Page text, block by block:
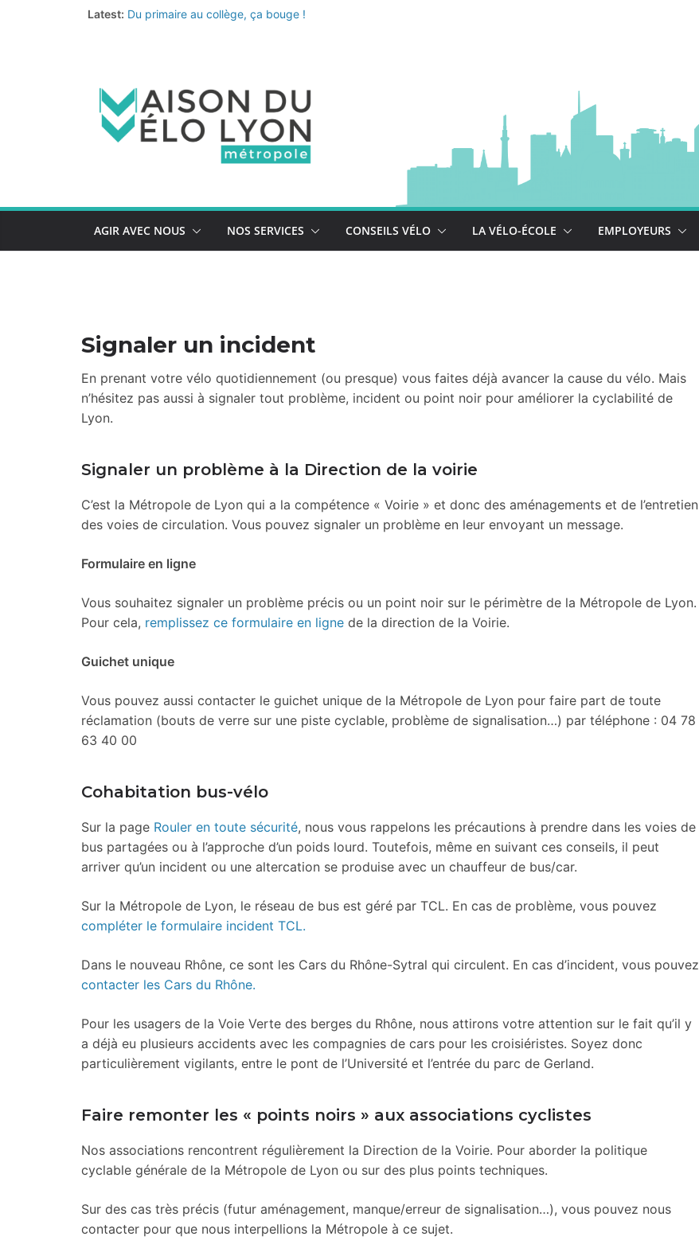
Latest: Du primaire au collège, ça bouge !
AGIR AVEC NOUS NOS SERVICES CONSEILS VÉLO LA VÉLO-ÉCOLE EMPLOYEURS
Signaler un incident
En prenant votre vélo quotidiennement (ou presque) vous faites déjà avancer la cause du vélo. Mais
n’hésitez pas aussi à signaler tout problème, incident ou point noir pour améliorer la cyclabilité de
Lyon.
Signaler un problème à la Direction de la voirie
C’est la Métropole de Lyon qui a la compétence « Voirie » et donc des aménagements et de l’entretien
des voies de circulation. Vous pouvez signaler un problème en leur envoyant un message.
Formulaire en ligne
Vous souhaitez signaler un problème précis ou un point noir sur le périmètre de la Métropole de Lyon.
Pour cela, remplissez ce formulaire en ligne de la direction de la Voirie.
Guichet unique
Vous pouvez aussi contacter le guichet unique de la Métropole de Lyon pour faire part de toute
réclamation (bouts de verre sur une piste cyclable, problème de signalisation…) par téléphone : 04 78
63 40 00
Cohabitation bus-vélo
Sur la page Rouler en toute sécurité, nous vous rappelons les précautions à prendre dans les voies de
bus partagées ou à l’approche d’un poids lourd. Toutefois, même en suivant ces conseils, il peut
arriver qu’un incident ou une altercation se produise avec un chauffeur de bus/car.
Sur la Métropole de Lyon, le réseau de bus est géré par TCL. En cas de problème, vous pouvez
compléter le formulaire incident TCL.
Dans le nouveau Rhône, ce sont les Cars du Rhône-Sytral qui circulent. En cas d’incident, vous pouvez
contacter les Cars du Rhône.
Pour les usagers de la Voie Verte des berges du Rhône, nous attirons votre attention sur le fait qu’il y
a déjà eu plusieurs accidents avec les compagnies de cars pour les croisiéristes. Soyez donc
particulièrement vigilants, entre le pont de l’Université et l’entrée du parc de Gerland.
Faire remonter les « points noirs » aux associations cyclistes
Nos associations rencontrent régulièrement la Direction de la Voirie. Pour aborder la politique
cyclable générale de la Métropole de Lyon ou sur des plus points techniques.
Sur des cas très précis (futur aménagement, manque/erreur de signalisation…), vous pouvez nous
contacter pour que nous interpellions la Métropole à ce sujet.